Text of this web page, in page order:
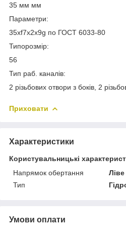
35 мм мм
Параметри:
35хf7x2x9g по ГОСТ 6033-80
Типорозмір:
56
Тип раб. каналів:
2 різьбових отвори з боків, 2
Приховати
Характеристики
Користувальницькі
Напрямок обертання
Ліве
Тип
Умови оплати